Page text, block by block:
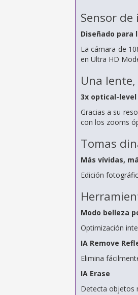
Sensor
Diseñado para
La cámara de
en Ultra HD
Una
3x optical-
Gracias a su
con los zooms
Tomas
Más vívidas,
Edición
Modo belleza
Optimización
IA Remove
Elimina
IA Erase
Detecta objetos